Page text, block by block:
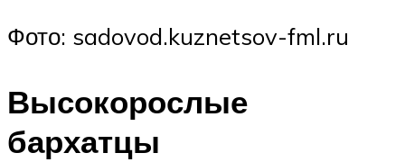
Фото: sadovod.kuznetsov-fml.ru
Высокорослые
бархатцы